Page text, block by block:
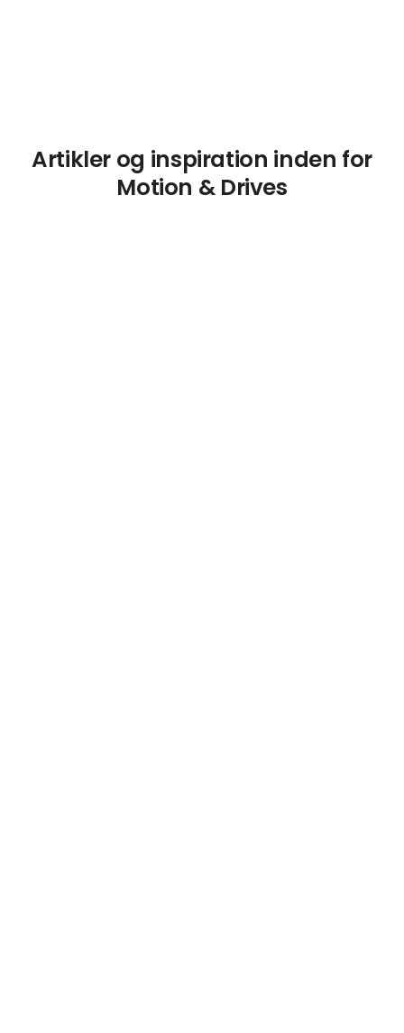
Artikler og inspiration inden for
Motion & Drives